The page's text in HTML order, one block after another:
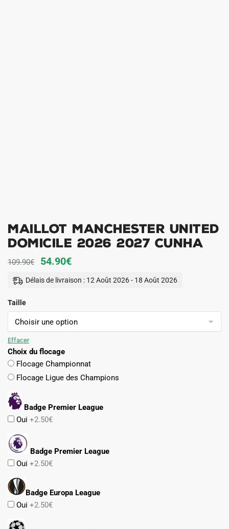
Maillot Manchester United
Domicile 2026 2027 Cunha
109.90€
Le
prix
109.90€.
54.90€Le
54.90€.
Délais de livraison : 12 Août 2026 - 18 Août 2026
Taille
Effacer
Choix du flocage
Flocage Championnat
Flocage Ligue des Champions
Badge Premier League
Oui +2.50€
Badge Premier League
Oui +2.50€
Badge Europa League
Oui +2.50€